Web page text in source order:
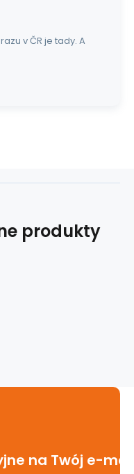
v ČR je tady. A
produkty
na Twój e-mail